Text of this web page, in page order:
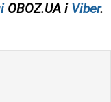
OBOZ.UA і Viber.